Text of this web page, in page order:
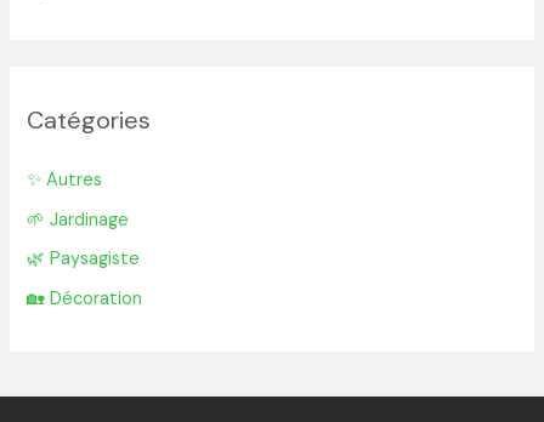
Catégories
✨ Autres
🌱 Jardinage
🌿 Paysagiste
🏡 Décoration